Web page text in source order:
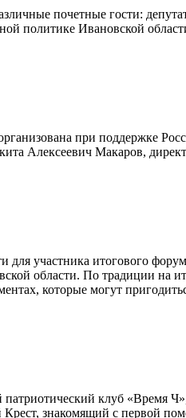
почетные гости:
политике Ивановской
при поддержке
Алексеевич Макаров,
для участника итогового
области. По традиции на
которые могут
патриотический клуб «Время
знакомящий с первой